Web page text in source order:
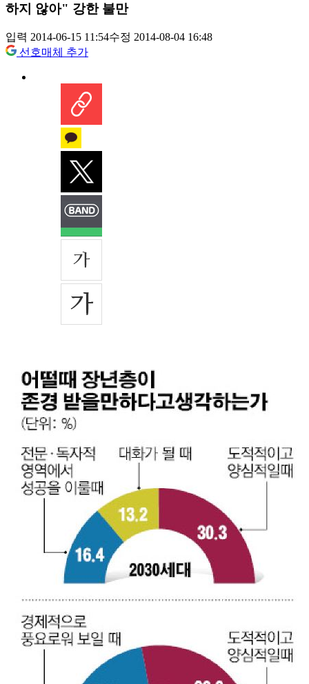
하지 않아" 강한 불만
입력 2014-06-15 11:54수정 2014-08-04 16:48
선호매체 추가